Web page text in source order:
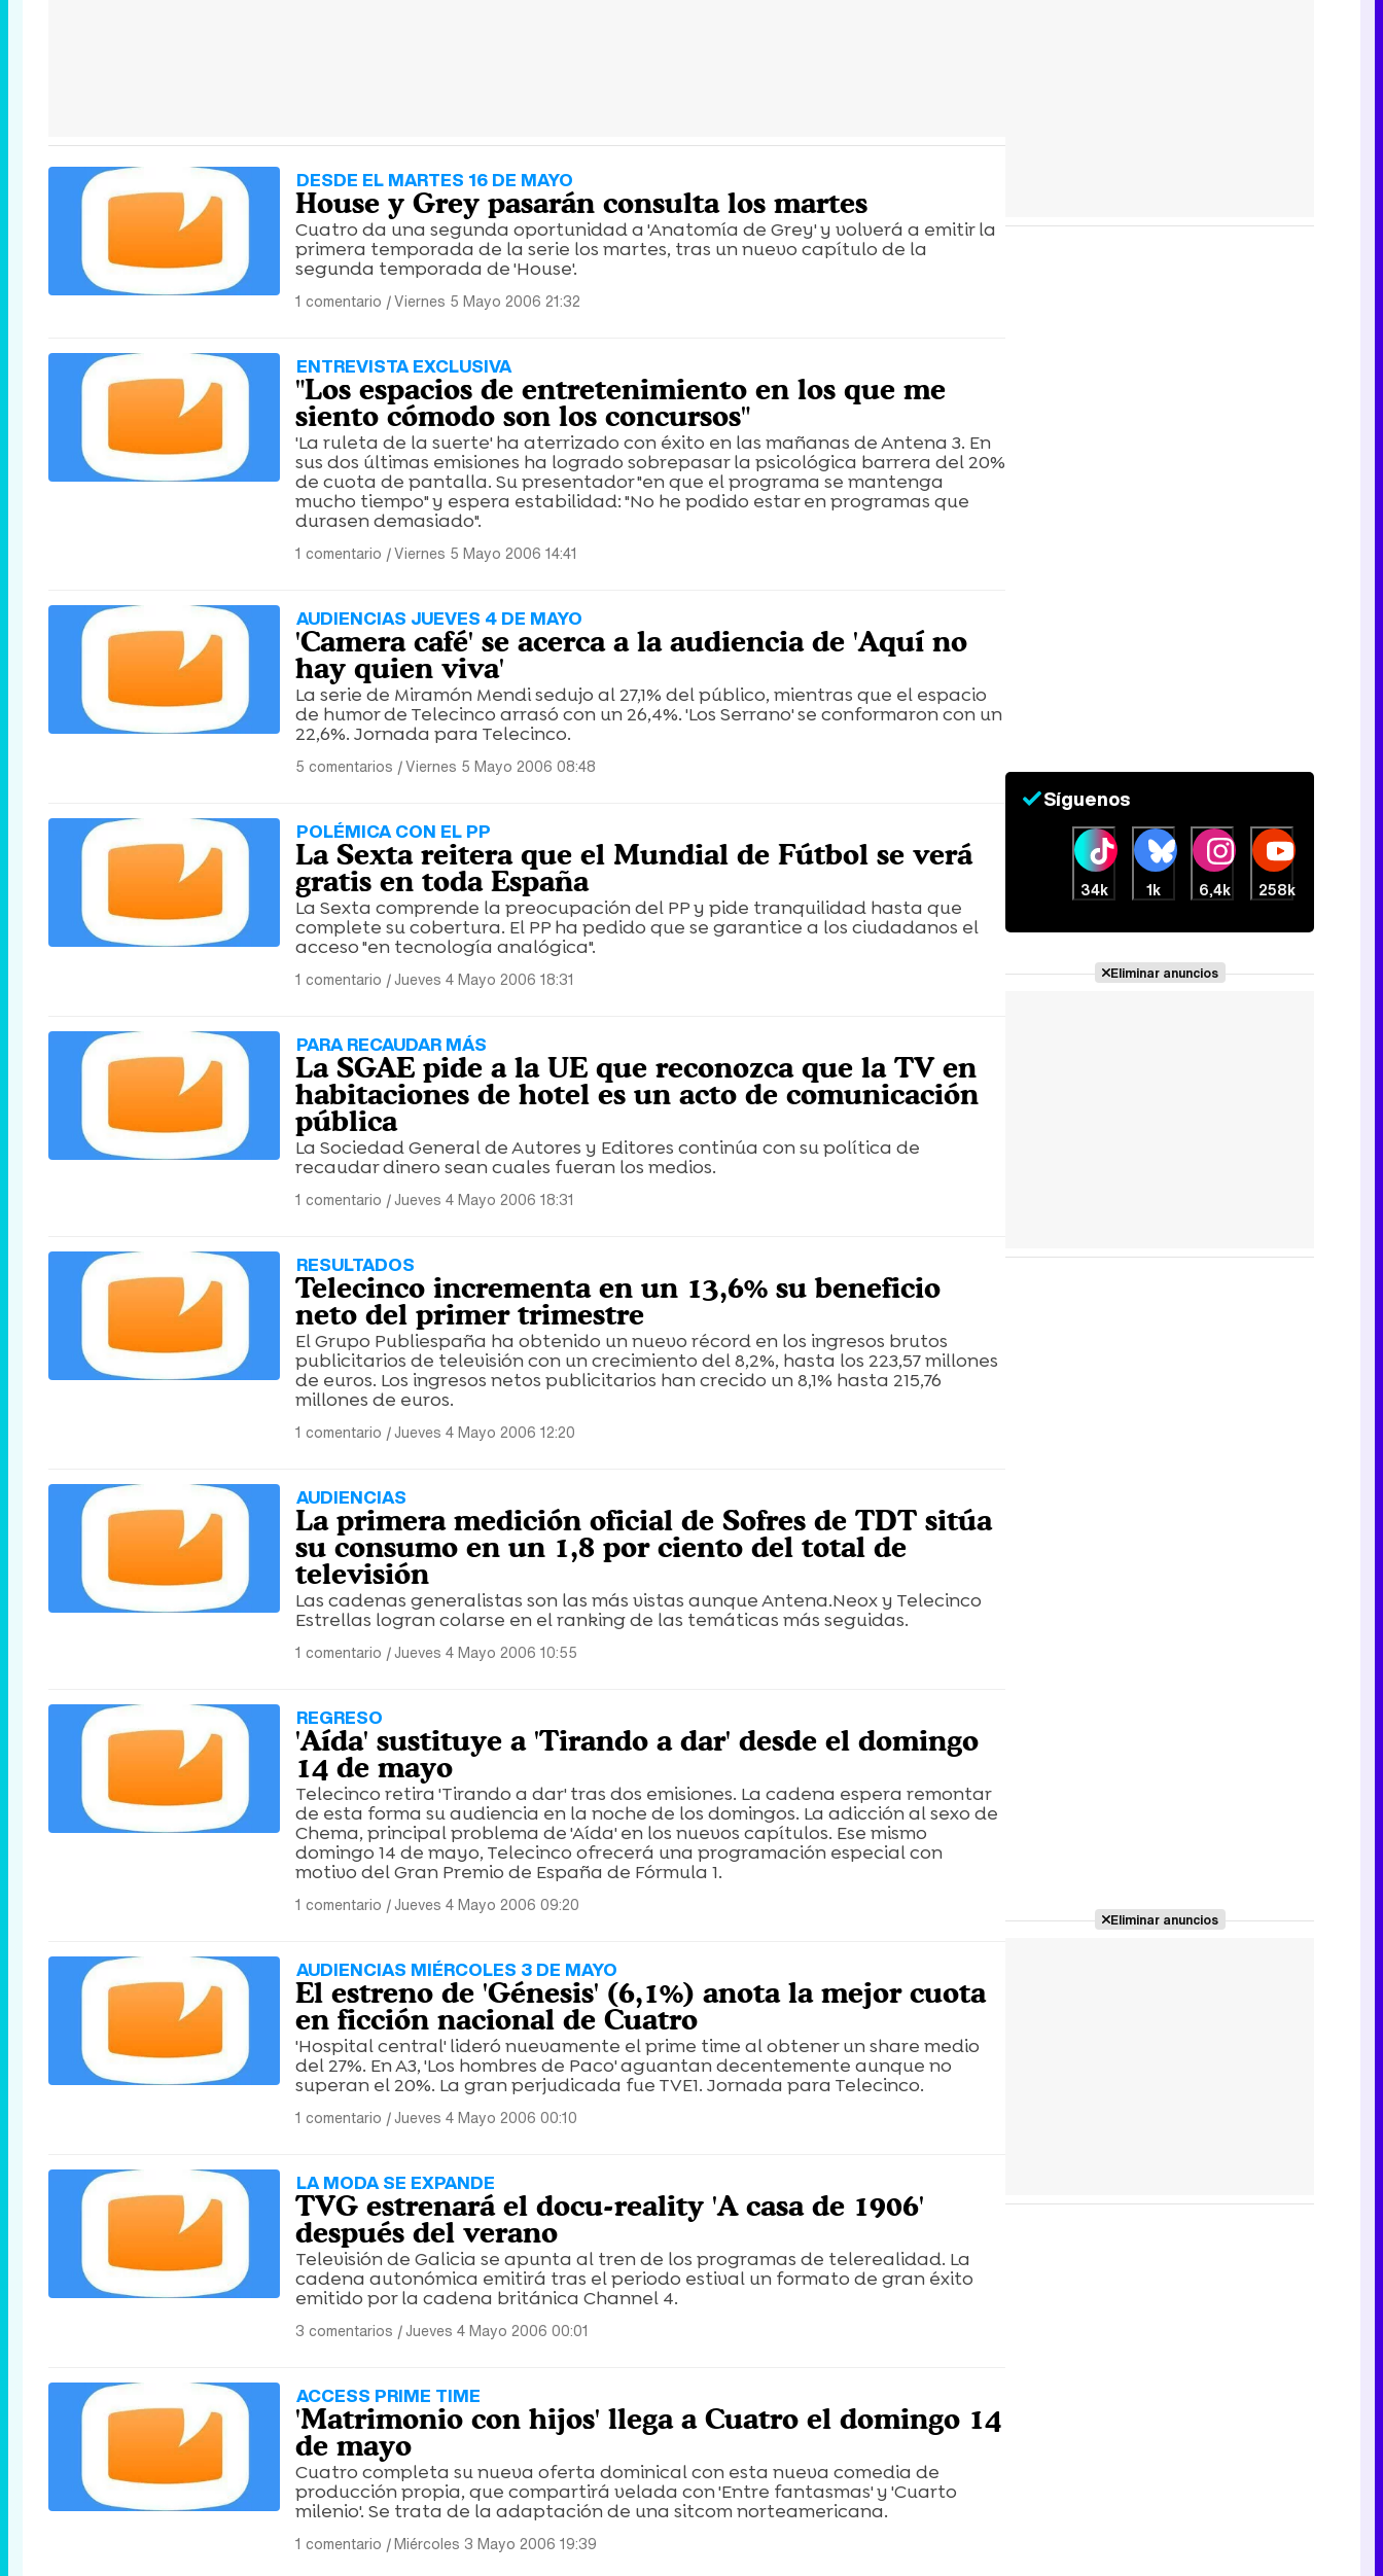
DESDE EL MARTES 16 DE MAYO
House y Grey pasarán consulta los martes
Cuatro da una segunda oportunidad a 'Anatomía de Grey' y volverá a emitir la
primera temporada de la serie los martes, tras un nuevo capítulo de la
segunda temporada de 'House'.
1 comentario |Viernes 5 Mayo 2006 21:32
ENTREVISTA EXCLUSIVA
"Los espacios de entretenimiento en los que me
siento cómodo son los concursos"
'La ruleta de la suerte' ha aterrizado con éxito en las mañanas de Antena 3. En
sus dos últimas emisiones ha logrado sobrepasar la psicológica barrera del 20%
de cuota de pantalla. Su presentador "en que el programa se mantenga
mucho tiempo" y espera estabilidad: "No he podido estar en programas que
durasen demasiado".
1 comentario |Viernes 5 Mayo 2006 14:41
AUDIENCIAS JUEVES 4 DE MAYO
'Camera café' se acerca a la audiencia de 'Aquí no
hay quien viva'
La serie de Miramón Mendi sedujo al 27,1% del público, mientras que el espacio
de humor de Telecinco arrasó con un 26,4%. 'Los Serrano' se conformaron con un
22,6%. Jornada para Telecinco.
5 comentarios |Viernes 5 Mayo 2006 08:48
POLÉMICA CON EL PP
La Sexta reitera que el Mundial de Fútbol se verá
gratis en toda España
La Sexta comprende la preocupación del PP y pide tranquilidad hasta que
complete su cobertura. El PP ha pedido que se garantice a los ciudadanos el
acceso "en tecnología analógica".
1 comentario |Jueves 4 Mayo 2006 18:31
PARA RECAUDAR MÁS
La SGAE pide a la UE que reconozca que la TV en
habitaciones de hotel es un acto de comunicación
pública
La Sociedad General de Autores y Editores continúa con su política de
recaudar dinero sean cuales fueran los medios.
1 comentario |Jueves 4 Mayo 2006 18:31
RESULTADOS
Telecinco incrementa en un 13,6% su beneficio
neto del primer trimestre
El Grupo Publiespaña ha obtenido un nuevo récord en los ingresos brutos
publicitarios de televisión con un crecimiento del 8,2%, hasta los 223,57 millones
de euros. Los ingresos netos publicitarios han crecido un 8,1% hasta 215,76
millones de euros.
1 comentario |Jueves 4 Mayo 2006 12:20
AUDIENCIAS
La primera medición oficial de Sofres de TDT sitúa
su consumo en un 1,8 por ciento del total de
televisión
Las cadenas generalistas son las más vistas aunque Antena.Neox y Telecinco
Estrellas logran colarse en el ranking de las temáticas más seguidas.
1 comentario |Jueves 4 Mayo 2006 10:55
REGRESO
'Aída' sustituye a 'Tirando a dar' desde el domingo
14 de mayo
Telecinco retira 'Tirando a dar' tras dos emisiones. La cadena espera remontar
de esta forma su audiencia en la noche de los domingos. La adicción al sexo de
Chema, principal problema de 'Aída' en los nuevos capítulos. Ese mismo
domingo 14 de mayo, Telecinco ofrecerá una programación especial con
motivo del Gran Premio de España de Fórmula 1.
1 comentario |Jueves 4 Mayo 2006 09:20
AUDIENCIAS MIÉRCOLES 3 DE MAYO
El estreno de 'Génesis' (6,1%) anota la mejor cuota
en ficción nacional de Cuatro
'Hospital central' lideró nuevamente el prime time al obtener un share medio
del 27%. En A3, 'Los hombres de Paco' aguantan decentemente aunque no
superan el 20%. La gran perjudicada fue TVE1. Jornada para Telecinco.
1 comentario |Jueves 4 Mayo 2006 00:10
LA MODA SE EXPANDE
TVG estrenará el docu-reality 'A casa de 1906'
después del verano
Televisión de Galicia se apunta al tren de los programas de telerealidad. La
cadena autonómica emitirá tras el periodo estival un formato de gran éxito
emitido por la cadena británica Channel 4.
3 comentarios |Jueves 4 Mayo 2006 00:01
ACCESS PRIME TIME
'Matrimonio con hijos' llega a Cuatro el domingo 14
de mayo
Cuatro completa su nueva oferta dominical con esta nueva comedia de
producción propia, que compartirá velada con 'Entre fantasmas' y 'Cuarto
milenio'. Se trata de la adaptación de una sitcom norteamericana.
1 comentario |Miércoles 3 Mayo 2006 19:39
Síguenos
34k 1k 6,4k 258k
Eliminar anuncios
Eliminar anuncios